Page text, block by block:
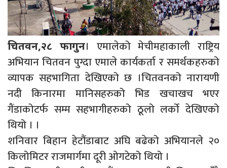
चितवन,२८ फागुन। एमालेको मेचीमहाकाली राष्ट्रिय
अभियान चितवन पुग्दा एमाले कार्यकर्ता र समर्थकहरुको
व्यापक सहभागिता देखिएको छ ।चितवनको नारायणी
नदी किनारमा मानिसहरुको भिड खचाखच भएर
गैंडाकोटर्फ सम्म सहभागीहरुको ठूलो लर्को देखिएको
थियो । ।
शनिवार बिहान हेटौंडाबाट अघि बढेको अभियानले २०
किलोमिटर राजमार्गमा दूरी ओगटेको थियो ।